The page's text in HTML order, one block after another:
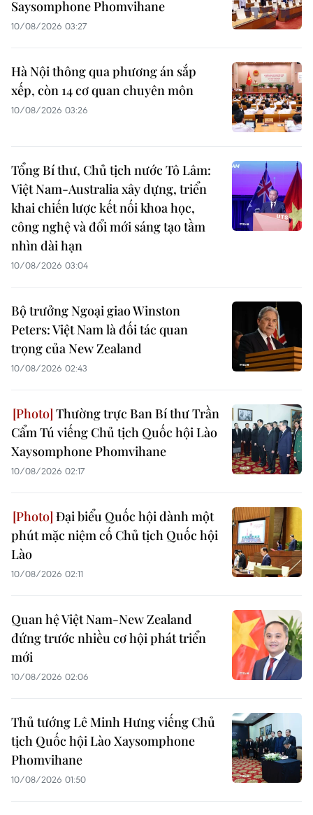
Saysomphone Phomvihane
10/08/2026 03:27
Hà Nội thông qua phương án sắp
xếp, còn 14 cơ quan chuyên môn
10/08/2026 03:26
Tổng Bí thư, Chủ tịch nước Tô Lâm:
Việt Nam-Australia xây dựng, triển
khai chiến lược kết nối khoa học,
công nghệ và đổi mới sáng tạo tầm
nhìn dài hạn
10/08/2026 03:04
Bộ trưởng Ngoại giao Winston
Peters: Việt Nam là đối tác quan
trọng của New Zealand
10/08/2026 02:43
Thường trực Ban Bí thư Trần
Cẩm Tú viếng Chủ tịch Quốc hội Lào
Xaysomphone Phomvihane
10/08/2026 02:17
Đại biểu Quốc hội dành một
phút mặc niệm cố Chủ tịch Quốc hội
Lào
10/08/2026 02:11
Quan hệ Việt Nam-New Zealand
đứng trước nhiều cơ hội phát triển
mới
10/08/2026 02:06
Thủ tướng Lê Minh Hưng viếng Chủ
tịch Quốc hội Lào Xaysomphone
Phomvihane
10/08/2026 01:50